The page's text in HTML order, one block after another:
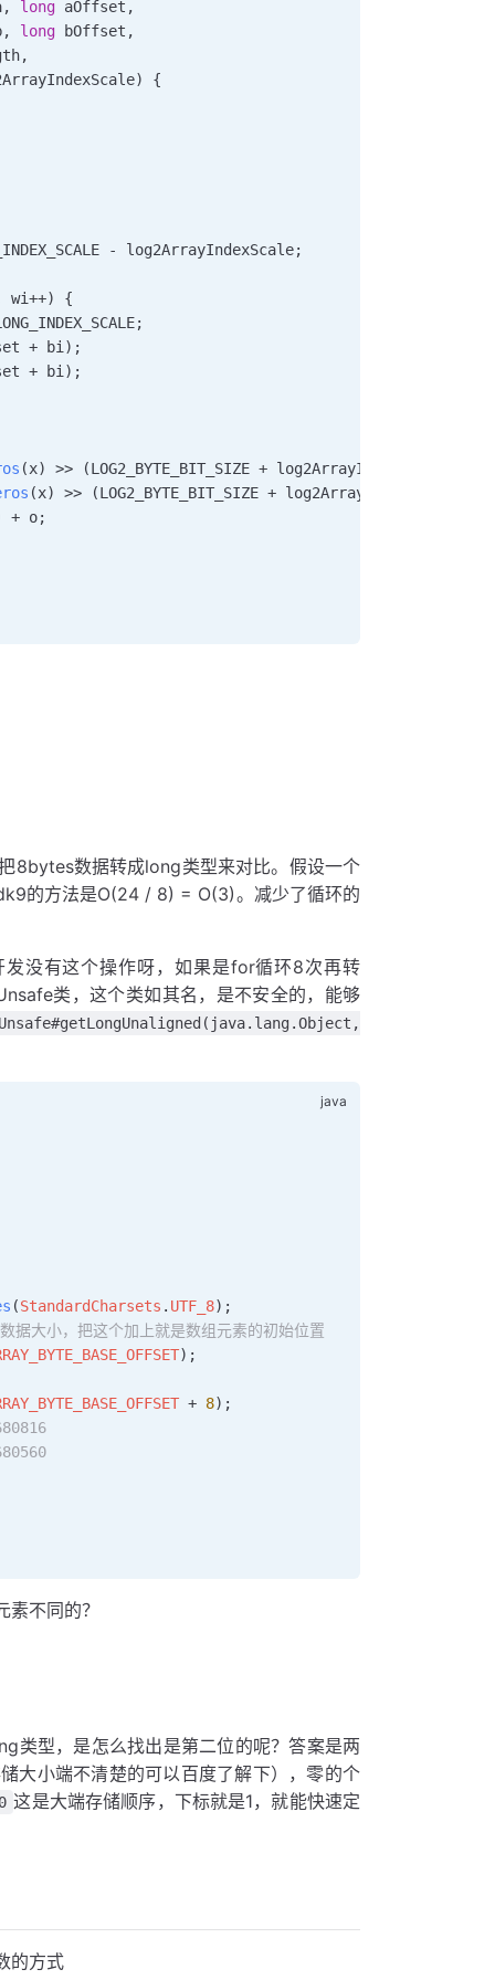
, long aOffset ,
, long bOffset ,
,
{
- log2ArrayIndexScale;
wi++) {
;
+ bi);
+ bi);
(x) >> (LOG2_BYTE_BIT_SIZE + log2ArrayIndexScale)
(x) >> (LOG2_BYTE_BIT_SIZE + log2ArrayIndexScale)
+ o;
8bytes数据转成long类型来对比。假设一个
的方法是O(24 / 8) = O(3)。减少了循环的
没有这个操作呀，如果是for循环8次再转
类，这个类如其名，是不安全的，能够
Unsafe#getLongUnaligned(java.lang.Object,
(StandardCharsets . UTF_8);
大小，把这个加上就是数组元素的初始位置
);
+ 8);
不同的？
类型，是怎么找出是第二位的呢？答案是两
大小端不清楚的可以百度了解下），零的个
这是大端存储顺序，下标就是1，就能快速定
的方式